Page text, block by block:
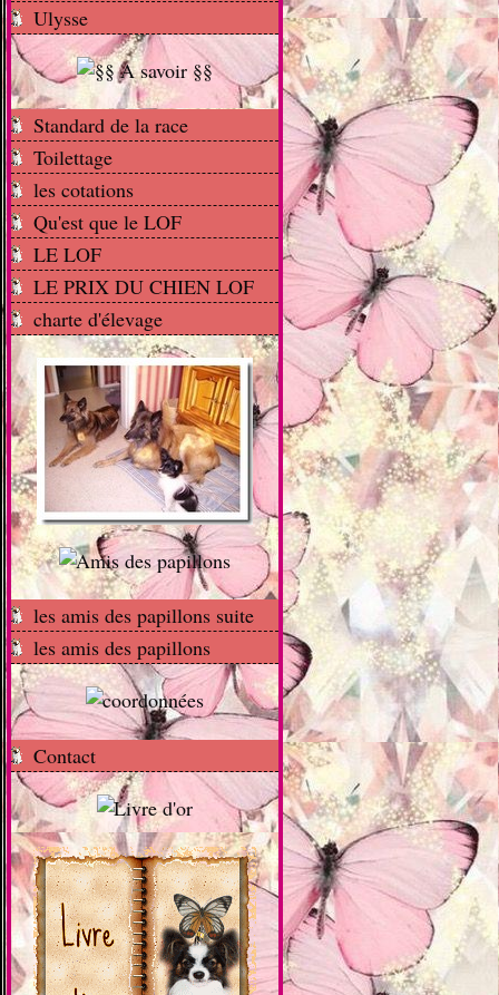
Ulysse
Standard de la race
Toilettage
les cotations
Qu'est que le LOF
LE LOF
LE PRIX DU CHIEN LOF
charte d'élevage
les amis des papillons suite
les amis des papillons
Contact